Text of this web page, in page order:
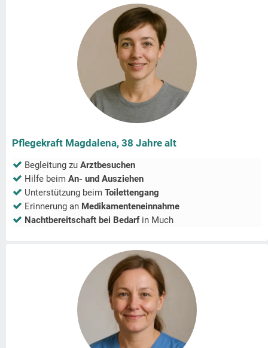
Pflegekraft Magdalena, 38 Jahre alt
Begleitung zu Arztbesuchen
Hilfe beim An- und Ausziehen
Unterstützung beim Toilettengang
Erinnerung an Medikamenteneinnahme
Nachtbereitschaft bei Bedarfin Much